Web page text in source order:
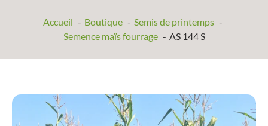
Accueil Boutique
Semis de printemps
Semence maïs fourrage
AS 144 S